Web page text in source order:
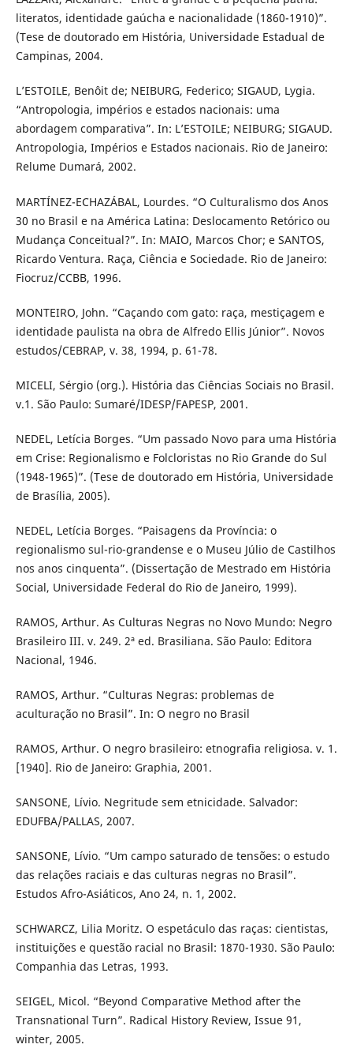
literatos, identidade gaúcha e nacionalidade (1860-1910)”.
(Tese de doutorado em História, Universidade Estadual de
Campinas, 2004.
L’ESTOILE, Benôit de; NEIBURG, Federico; SIGAUD, Lygia.
“Antropologia, impérios e estados nacionais: uma
abordagem comparativa”. In: L’ESTOILE; NEIBURG; SIGAUD.
Antropologia, Impérios e Estados nacionais. Rio de Janeiro:
Relume Dumará, 2002.
MARTÍNEZ-ECHAZÁBAL, Lourdes. “O Culturalismo dos Anos
30 no Brasil e na América Latina: Deslocamento Retórico ou
Mudança Conceitual?”. In: MAIO, Marcos Chor; e SANTOS,
Ricardo Ventura. Raça, Ciência e Sociedade. Rio de Janeiro:
Fiocruz/CCBB, 1996.
MONTEIRO, John. “Caçando com gato: raça, mestiçagem e
identidade paulista na obra de Alfredo Ellis Júnior”. Novos
estudos/CEBRAP, v. 38, 1994, p. 61-78.
MICELI, Sérgio (org.). História das Ciências Sociais no Brasil.
v.1. São Paulo: Sumaré/IDESP/FAPESP, 2001.
NEDEL, Letícia Borges. “Um passado Novo para uma História
em Crise: Regionalismo e Folcloristas no Rio Grande do Sul
(1948-1965)”. (Tese de doutorado em História, Universidade
de Brasília, 2005).
NEDEL, Letícia Borges. “Paisagens da Província: o
regionalismo sul-rio-grandense e o Museu Júlio de Castilhos
nos anos cinquenta”. (Dissertação de Mestrado em História
Social, Universidade Federal do Rio de Janeiro, 1999).
RAMOS, Arthur. As Culturas Negras no Novo Mundo: Negro
Brasileiro III. v. 249. 2ª ed. Brasiliana. São Paulo: Editora
Nacional, 1946.
RAMOS, Arthur. “Culturas Negras: problemas de
aculturação no Brasil”. In: O negro no Brasil
RAMOS, Arthur. O negro brasileiro: etnografia religiosa. v. 1.
[1940]. Rio de Janeiro: Graphia, 2001.
SANSONE, Lívio. Negritude sem etnicidade. Salvador:
EDUFBA/PALLAS, 2007.
SANSONE, Lívio. “Um campo saturado de tensões: o estudo
das relações raciais e das culturas negras no Brasil”.
Estudos Afro-Asiáticos, Ano 24, n. 1, 2002.
SCHWARCZ, Lilia Moritz. O espetáculo das raças: cientistas,
instituições e questão racial no Brasil: 1870-1930. São Paulo:
Companhia das Letras, 1993.
SEIGEL, Micol. “Beyond Comparative Method after the
Transnational Turn”. Radical History Review, Issue 91,
winter, 2005.